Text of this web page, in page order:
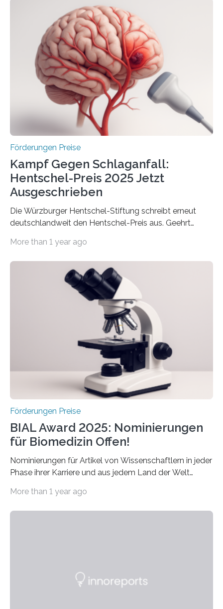
Woche vom Haushaltsausschuss freigegeben – unter
anderem zur Unterstützung der
Industrieforschungsprogramme Industrielle
Gemeinschaftsforschung (IGF), Zentrales
Innovationsprogramm Mittelstand (ZIM) und
Innovationskompetenz INNO-KOM. Auf dem
Innovationstag Mittelstand 2025 am 5. Juni 2025 in
Berlin überbrachte das Bundesministerium für
Wirtschaft und Energie eine gute Nachricht:
Überplanmäßige Verpflichtungsermächtigungen in
Förderungen Preise
Kampf Gegen Schlaganfall:
Hentschel-Preis 2025 Jetzt
Ausgeschrieben
Die Würzburger Hentschel-Stiftung schreibt erneut
deutschlandweit den Hentschel-Preis aus. Geehrt
hochrangige wissenschaftliche Publikation zum Thema
Schlaganfall“ mit Sitz in Würzburg fördert die
Schlaganfallforschung, um die Behandlung der
Betroffenen zu verbessern. Dazu schreibt sie auch in
diesem Jahr wieder deutschlandweit den Hentschel-
Preis aus. Er richtet sich gezielt an jüngere
Forscherinnen und Forscher unter 40 Jahren. Geehrt
werden soll eine herausragende Doktorarbeit oder eine
hochrangige wissenschaftliche Publikation zum Thema
More than 1 year ago
Förderungen Preise
BIAL Award 2025: Nominierungen
für Biomedizin Offen!
Nominierungen für Artikel von Wissenschaftlern in jeder
Phase ihrer Karriere und aus jedem Land der Welt
Leben gerufen, um die bemerkenswertesten
Foundation, des BIAL Award in Biomedicine ist in
More than 1 year ago